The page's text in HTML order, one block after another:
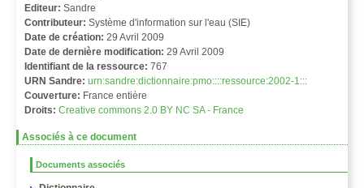
Editeur: Sandre
Contributeur: Système d'information sur l'eau (SIE)
Date de création: 29 Avril 2009
Date de dernière modification: 29 Avril 2009
Identifiant de la ressource: 767
URN Sandre: urn:sandre:dictionnaire:pmo::::ressource:2002-1:::
Couverture: France entière
Droits: Creative commons 2.0 BY NC SA - France
Associés à ce document
Documents associés